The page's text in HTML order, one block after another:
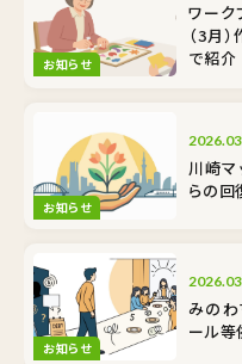
お知らせ
ワーク
（3月
で紹介
お知らせ
川崎マ
らの回
お知らせ
みのわ
ール等